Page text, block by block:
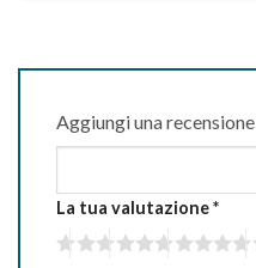
Aggiungi una recensione
La tua valutazione*